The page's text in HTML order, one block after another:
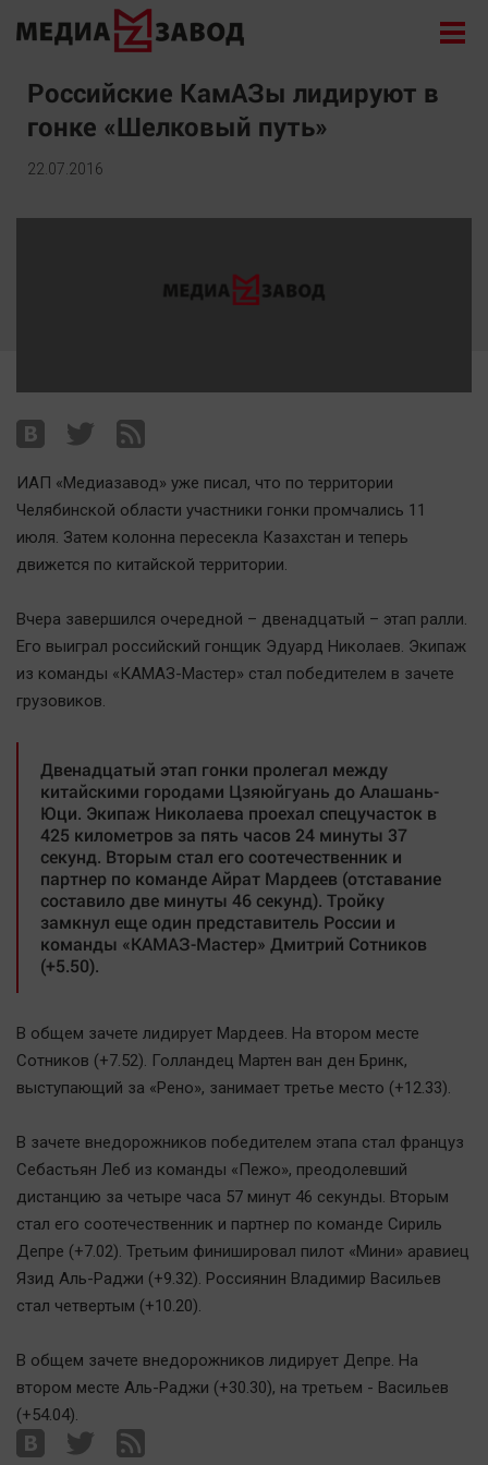
Новости
Экономика
Происшествия
Поиск
Наша победа
Общество
Политика
Происшествия
Здоровье
Культура
Мнения
Спорт
Технологии
Отраслевые темы
Hедвижимость
Образование
Автомобили
XX век: криминальные уроки
Банки
Медиаграмотность
Спецпроект
Статистика
Челябинск космический
English version
Online-консультация
Российские КамАЗы лидируют в
гонке «Шелковый путь»
22.07.2016
ИАП «Медиазавод» уже писал, что по территории
Челябинской области участники гонки промчались 11
июля. Затем колонна пересекла Казахстан и теперь
движется по китайской территории.
Вчера завершился очередной – двенадцатый – этап ралли.
Его выиграл российский гонщик Эдуард Николаев. Экипаж
из команды «КАМАЗ-Мастер» стал победителем в зачете
грузовиков.
Двенадцатый этап гонки пролегал между
китайскими городами Цзяюйгуань до Алашань-
Юци. Экипаж Николаева проехал спецучасток в
425 километров за пять часов 24 минуты 37
секунд. Вторым стал его соотечественник и
партнер по команде Айрат Мардеев (отставание
составило две минуты 46 секунд). Тройку
замкнул еще один представитель России и
команды «КАМАЗ-Мастер» Дмитрий Сотников
(+5.50).
В общем зачете лидирует Мардеев. На втором месте
Сотников (+7.52). Голландец Мартен ван ден Бринк,
выступающий за «Рено», занимает третье место (+12.33).
В зачете внедорожников победителем этапа стал француз
Себастьян Леб из команды «Пежо», преодолевший
дистанцию за четыре часа 57 минут 46 секунды. Вторым
стал его соотечественник и партнер по команде Сириль
Депре (+7.02). Третьим финишировал пилот «Мини» аравиец
Язид Аль-Раджи (+9.32). Россиянин Владимир Васильев
стал четвертым (+10.20).
В общем зачете внедорожников лидирует Депре. На
втором месте Аль-Раджи (+30.30), на третьем - Васильев
(+54.04).